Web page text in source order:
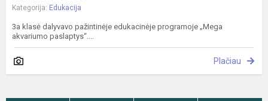
Kategorija: Edukacija
3a klasė dalyvavo pažintinėje edukacinėje programoje „Mega
akvariumo paslaptys“....
Plačiau